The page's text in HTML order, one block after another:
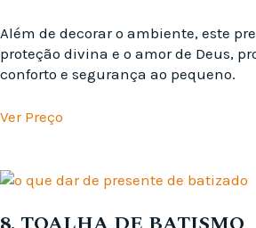
Além de decorar o ambiente, este
proteção divina e o amor de Deus,
conforto e segurança ao pequeno.
Ver Preço